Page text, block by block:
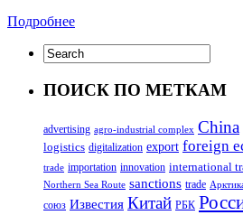
Подробнее
ПОИСК ПО МЕТКАМ
advertising agro-industrial complex China
logistics digitalization export foreign
trade importation innovation international
Northern Sea Route sanctions trade
союз Известия Китай РБК